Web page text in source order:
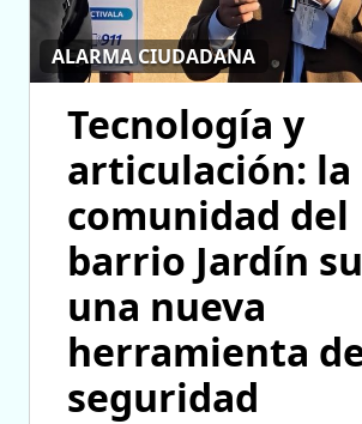
ALARMA CIUDADANA
Tecnología y
articulación: la
comunidad del
barrio Jardín
una nueva
herramienta
seguridad